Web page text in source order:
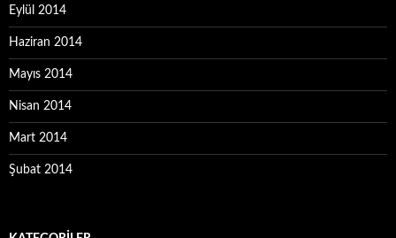
Eylül 2014
Haziran 2014
Mayıs 2014
Nisan 2014
Mart 2014
Şubat 2014